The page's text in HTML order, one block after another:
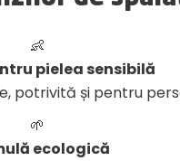
👶
pielea sensibilă
potrivită și pentru
🌱
ecologică